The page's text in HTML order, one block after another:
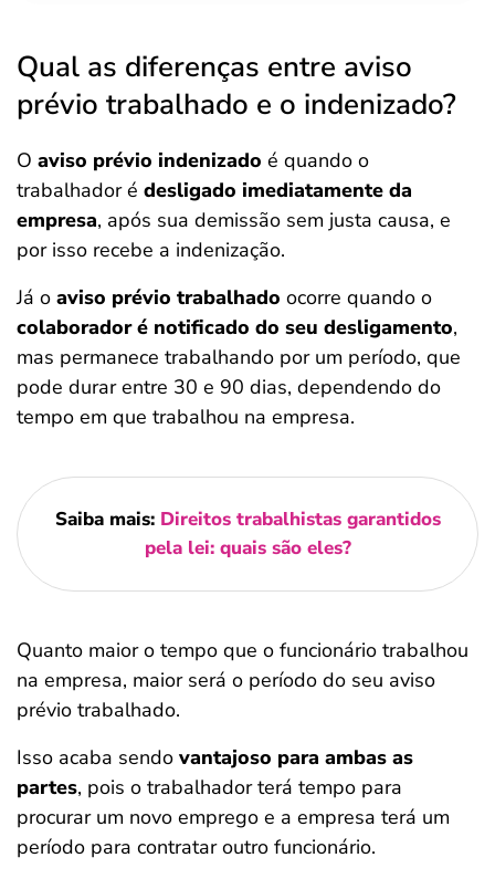
Qual as diferenças entre aviso
prévio trabalhado e o indenizado?
O aviso prévio indenizado é quando o
trabalhador é desligado imediatamente da
empresa, após sua demissão sem justa causa, e
por isso recebe a indenização.
Já o aviso prévio trabalhado ocorre quando o
colaborador é notificado do seu desligamento,
mas permanece trabalhando por um período, que
pode durar entre 30 e 90 dias, dependendo do
tempo em que trabalhou na empresa.
Saiba mais: Direitos trabalhistas garantidos
pela lei: quais são eles?
Quanto maior o tempo que o funcionário trabalhou
na empresa, maior será o período do seu aviso
prévio trabalhado.
Isso acaba sendo vantajoso para ambas as
partes, pois o trabalhador terá tempo para
procurar um novo emprego e a empresa terá um
período para contratar outro funcionário.